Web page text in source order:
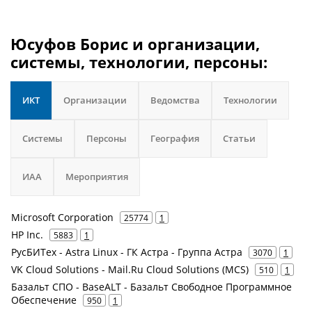
Юсуфов Борис и организации,
системы, технологии, персоны:
ИКТ Организации Ведомства Технологии
Системы Персоны География Статьи
ИАА Мероприятия
Microsoft Corporation 25774 1
HP Inc. 5883 1
РусБИТех - Astra Linux - ГК Астра - Группа Астра 3070 1
VK Cloud Solutions - Mail.Ru Cloud Solutions (MCS) 510 1
Базальт СПО - BaseALT - Базальт Свободное Программное
Обеспечение
950 1